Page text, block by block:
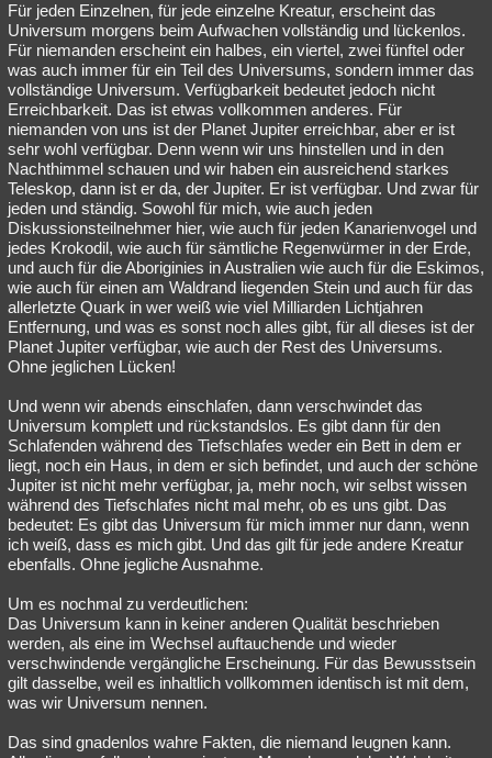
Für jeden Einzelnen, für jede einzelne Kreatur, erscheint das
Universum morgens beim Aufwachen vollständig und lückenlos.
Für niemanden erscheint ein halbes, ein viertel, zwei fünftel oder
was auch immer für ein Teil des Universums, sondern immer das
vollständige Universum. Verfügbarkeit bedeutet jedoch nicht
Erreichbarkeit. Das ist etwas vollkommen anderes. Für
niemanden von uns ist der Planet Jupiter erreichbar, aber er ist
sehr wohl verfügbar. Denn wenn wir uns hinstellen und in den
Nachthimmel schauen und wir haben ein ausreichend starkes
Teleskop, dann ist er da, der Jupiter. Er ist verfügbar. Und zwar für
jeden und ständig. Sowohl für mich, wie auch jeden
Diskussionsteilnehmer hier, wie auch für jeden Kanarienvogel und
jedes Krokodil, wie auch für sämtliche Regenwürmer in der Erde,
und auch für die Aboriginies in Australien wie auch für die Eskimos,
wie auch für einen am Waldrand liegenden Stein und auch für das
allerletzte Quark in wer weiß wie viel Milliarden Lichtjahren
Entfernung, und was es sonst noch alles gibt, für all dieses ist der
Planet Jupiter verfügbar, wie auch der Rest des Universums.
Ohne jeglichen Lücken!
Und wenn wir abends einschlafen, dann verschwindet das
Universum komplett und rückstandslos. Es gibt dann für den
Schlafenden während des Tiefschlafes weder ein Bett in dem er
liegt, noch ein Haus, in dem er sich befindet, und auch der schöne
Jupiter ist nicht mehr verfügbar, ja, mehr noch, wir selbst wissen
während des Tiefschlafes nicht mal mehr, ob es uns gibt. Das
bedeutet: Es gibt das Universum für mich immer nur dann, wenn
ich weiß, dass es mich gibt. Und das gilt für jede andere Kreatur
ebenfalls. Ohne jegliche Ausnahme.
Um es nochmal zu verdeutlichen:
Das Universum kann in keiner anderen Qualität beschrieben
werden, als eine im Wechsel auftauchende und wieder
verschwindende vergängliche Erscheinung. Für das Bewusstsein
gilt dasselbe, weil es inhaltlich vollkommen identisch ist mit dem,
was wir Universum nennen.
Das sind gnadenlos wahre Fakten, die niemand leugnen kann.